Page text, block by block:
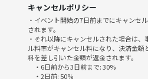
11:30 解散
イベント詳細
【参加にあたって】
・20代の方（同世代の交流を楽しむため
・6名まで
キャンセルポリシー
・イベント開始の7日前までにキャンセ
されます。
・それ以降にキャンセルされた場合は
ル料率がキャンセル料になり、決済金
料を差し引いた金額が返金されます。
・6日前から3日前まで: 30%
・2日前: 50%